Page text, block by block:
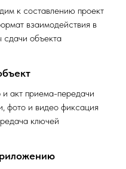
к составлению проект
взаимодействия в
сдачи объекта
акт приема-передачи
фото и видео фиксация
ключей